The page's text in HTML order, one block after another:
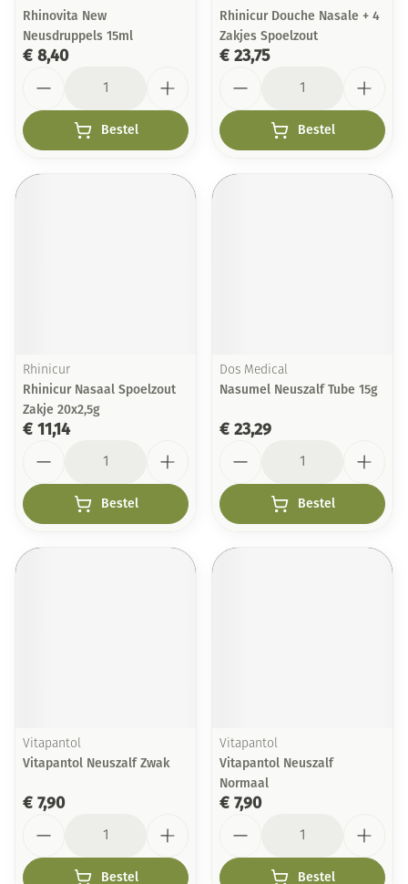
Rhinovita New
Neusdruppels 15ml
€ 8,40
Bestel
Rhinicur Douche Nasale + 4
Zakjes Spoelzout
€ 23,75
Bestel
Rhinicur
Rhinicur Nasaal Spoelzout
Zakje 20x2,5g
€ 11,14
Bestel
Dos Medical
Nasumel Neuszalf Tube 15g
€ 23,29
Bestel
Vitapantol
Vitapantol Neuszalf Zwak
€ 7,90
Bestel
Vitapantol
Vitapantol Neuszalf
Normaal
€ 7,90
Bestel